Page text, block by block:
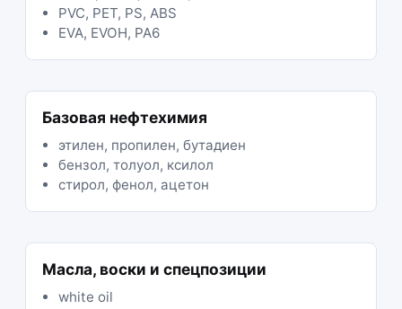
PVC, PET, PS, ABS
EVA, EVOH, PA6
Базовая нефтехимия
этилен, пропилен, бутадиен
бензол, толуол, ксилол
стирол, фенол, ацетон
Масла, воски и спецпозиции
white oil